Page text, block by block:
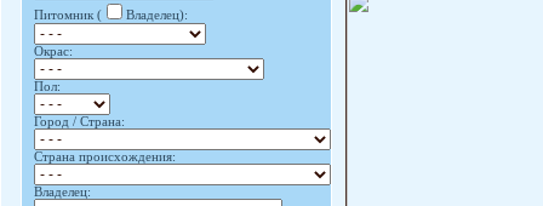
Питомник ( Владелец):
Окрас:
Пол:
Город / Страна:
Страна происхождения:
Владелец: